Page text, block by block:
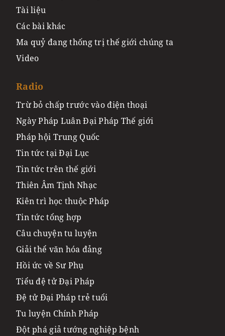
Tài liệu
Các bài khác
Ma quỷ đang thống trị thế giới chúng ta
Video
Radio
Trừ bỏ chấp trước vào điện thoại
Ngày Pháp Luân Đại Pháp Thế giới
Pháp hội Trung Quốc
Tin tức tại Đại Lục
Tin tức trên thế giới
Thiên Âm Tịnh Nhạc
Kiên trì học thuộc Pháp
Tin tức tổng hợp
Câu chuyện tu luyện
Giải thể văn hóa đảng
Hồi ức về Sư Phụ
Tiểu đệ tử Đại Pháp
Đệ tử Đại Pháp trẻ tuổi
Tu luyện Chính Pháp
Đột phá giả tướng nghiệp bệnh